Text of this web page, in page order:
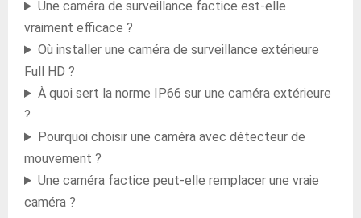
Une caméra de surveillance factice est-elle
vraiment efficace ?
Où installer une caméra de surveillance extérieure
Full HD ?
À quoi sert la norme IP66 sur une caméra extérieure
?
Pourquoi choisir une caméra avec détecteur de
mouvement ?
Une caméra factice peut-elle remplacer une vraie
caméra ?